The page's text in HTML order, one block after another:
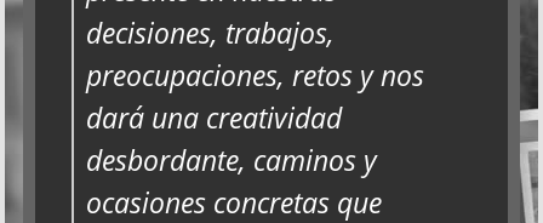
decisiones, trabajos,
preocupaciones, retos y nos
dará una creatividad
desbordante, caminos y
ocasiones concretas que